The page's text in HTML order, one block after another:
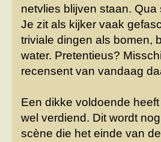
netvlies blijven staan.
Je zit als kijker vaak
triviale dingen als bomen,
water. Pretentieus?
recensent van vandaag
Een dikke voldoende
wel verdiend. Dit wordt
scène die het einde van